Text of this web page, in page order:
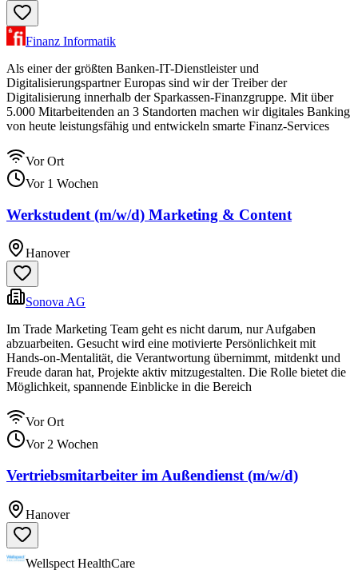
Finanz Informatik
Als einer der größten Banken-IT-Dienstleister und
Digitalisierungspartner Europas sind wir der Treiber der
Digitalisierung innerhalb der Sparkassen-Finanzgruppe. Mit über
5.000 Mitarbeitenden an 3 Standorten machen wir digitales Banking
von heute leistungsfähig und entwickeln smarte Finanz-Services
Vor Ort
Vor 1 Wochen
Werkstudent (m/w/d) Marketing & Content
Hanover
Sonova AG
Im Trade Marketing Team geht es nicht darum, nur Aufgaben
abzuarbeiten. Gesucht wird eine motivierte Persönlichkeit mit
Hands-on-Mentalität, die Verantwortung übernimmt, mitdenkt und
Freude daran hat, Projekte aktiv mitzugestalten. Die Rolle bietet die
Möglichkeit, spannende Einblicke in die Bereich
Vor Ort
Vor 2 Wochen
Vertriebsmitarbeiter im Außendienst (m/w/d)
Hanover
Wellspect HealthCare